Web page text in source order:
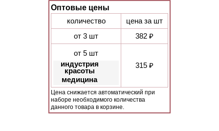
Оптовые цены
количество
цена за шт
от 3 шт
382 ₽
от 5 шт
индустрия
красоты
медицина
315 ₽
Цена снижается автоматический при
наборе необходимого количества
данного товара в корзине.